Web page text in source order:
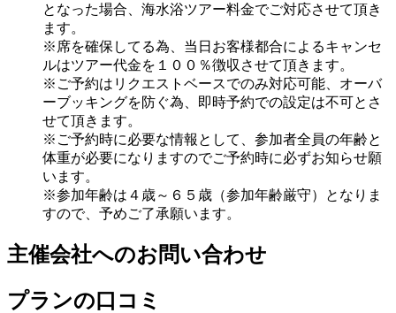
となった場合、海水浴ツアー料金でご対応させて頂き
ます。
※席を確保してる為、当日お客様都合によるキャンセ
ルはツアー代金を１００％徴収させて頂きます。
※ご予約はリクエストベースでのみ対応可能、オーバ
ーブッキングを防ぐ為、即時予約での設定は不可とさ
せて頂きます。
※ご予約時に必要な情報として、参加者全員の年齢と
体重が必要になりますのでご予約時に必ずお知らせ願
います。
※参加年齢は４歳～６５歳（参加年齢厳守）となりま
すので、予めご了承願います。
主催会社へのお問い合わせ
プランの口コミ